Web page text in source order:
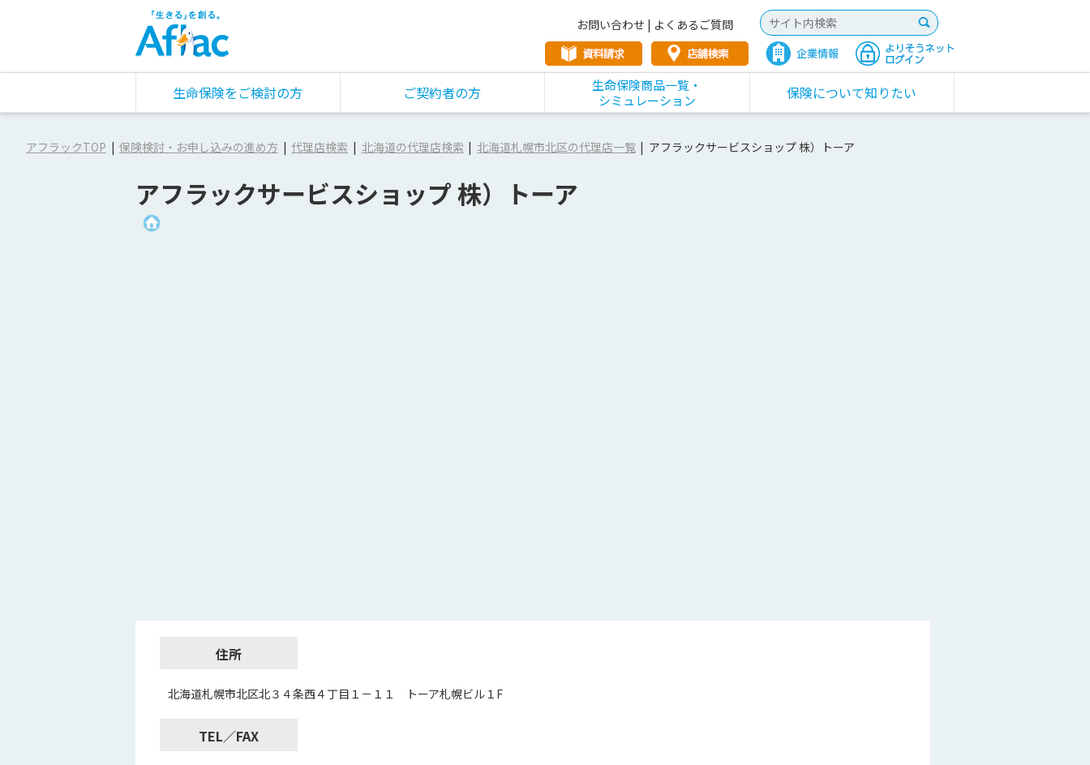
お問い合わせ | よくあるご質問
生命保険をご検討の方 ご契約者の方
生命保険商品一覧・
シミュレーション
保険について知りたい
アフラックTOP 保険検討・お申し込みの進め方 代理店検索 北海道の代理店検索 北海道札幌市北区の代理店一覧 アフラックサービスショップ 株）トーア
アフラックサービスショップ 株）トーア
住所
北海道札幌市北区北３４条西４丁目１－１１ トーア札幌ビル１F
TEL／FAX